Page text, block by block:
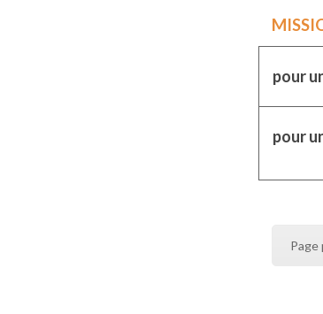
pour
pour